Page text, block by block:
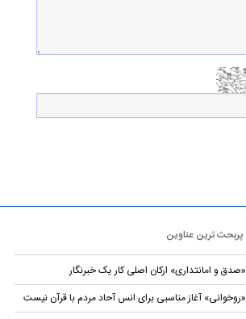
پربحث ترین عناوین
«صدق و امانتداری» ارکان اصلی کار یک خبرنگار
«روخوانی» آغاز مناسبی برای انس آحاد مردم با قرآن نیست